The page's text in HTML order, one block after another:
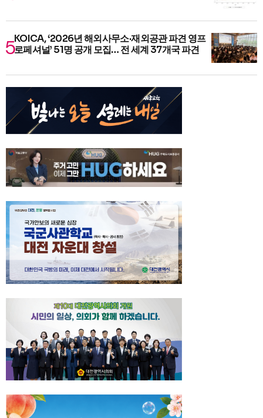
KOICA, ‘2026년 해외사무소·재외공관 파견 영프
로페셔널’ 51명 공개 모집… 전 세계 37개국 파견